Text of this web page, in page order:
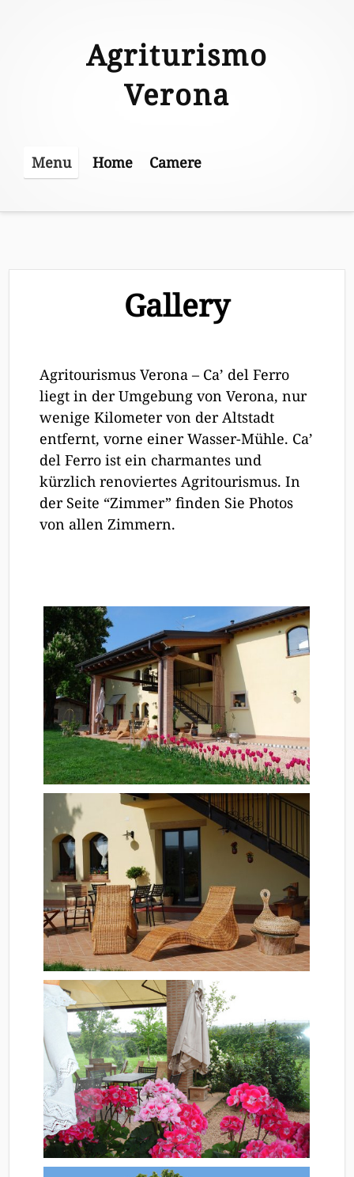
Agriturismo
Verona
Menu Home Camere
Gallery
Agritourismus Verona – Ca’ del Ferro
liegt in der Umgebung von Verona, nur
wenige Kilometer von der Altstadt
entfernt, vorne einer Wasser-Mühle. Ca’
del Ferro ist ein charmantes und
kürzlich renoviertes Agritourismus. In
der Seite “Zimmer” finden Sie Photos
von allen Zimmern.